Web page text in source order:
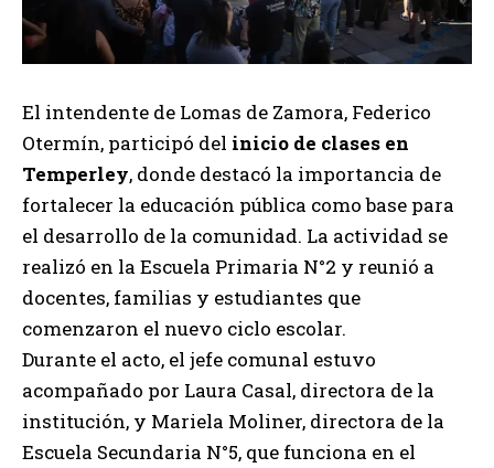
El intendente de Lomas de Zamora, Federico
Otermín, participó del inicio de clases en
Temperley, donde destacó la importancia de
fortalecer la educación pública como base para
el desarrollo de la comunidad. La actividad se
realizó en la Escuela Primaria N°2 y reunió a
docentes, familias y estudiantes que
comenzaron el nuevo ciclo escolar.
Durante el acto, el jefe comunal estuvo
acompañado por Laura Casal, directora de la
institución, y Mariela Moliner, directora de la
Escuela Secundaria N°5, que funciona en el